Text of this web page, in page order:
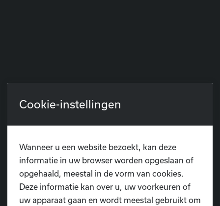
Cookie-instellingen
Wanneer u een website bezoekt, kan deze
informatie in uw browser worden opgeslaan of
opgehaald, meestal in de vorm van cookies.
Deze informatie kan over u, uw voorkeuren of
uw apparaat gaan en wordt meestal gebruikt om